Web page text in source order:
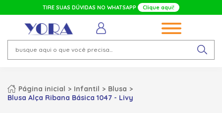
TIRE SUAS DÚVIDAS NO WHATSAPP Clique aqui!
Página inicial Infantil
Blusa
Blusa Alça Ribana Básica 1047 - Livy